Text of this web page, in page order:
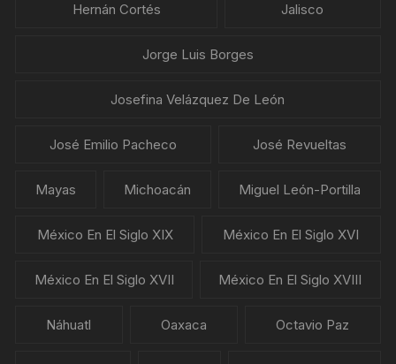
Hernán Cortés Jalisco
Jorge Luis Borges
Josefina Velázquez De León
José Emilio Pacheco José Revueltas
Mayas Michoacán Miguel León-Portilla
México En El Siglo XIX México En El Siglo XVI
México En El Siglo XVII México En El Siglo XVIII
Náhuatl Oaxaca Octavio Paz